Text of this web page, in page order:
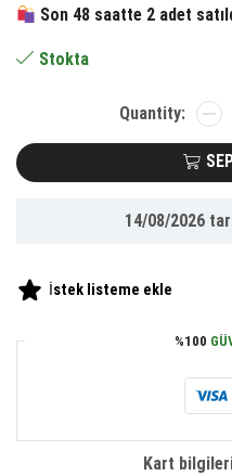
230.00 ₺.
Son 48 saatte 2 adet
Stokta
14/08/2026
İstek listeme ekle
%100
Kart